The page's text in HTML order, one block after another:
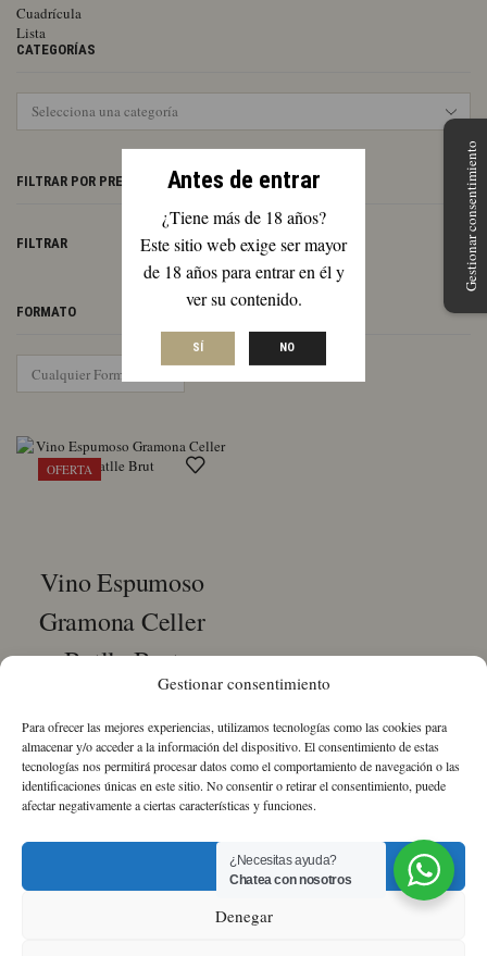
Gestionar consentimiento
Para ofrecer las mejores experiencias, utilizamos tecnologías como las cookies para
almacenar y/o acceder a la información del dispositivo. El consentimiento de estas
tecnologías nos permitirá procesar datos como el comportamiento de navegación o las
identificaciones únicas en este sitio. No consentir o retirar el consentimiento, puede
afectar negativamente a ciertas características y funciones.
Aceptar
Denegar
Antes de entrar
¿Tiene más de 18 años?
Este sitio web exige ser mayor
de 18 años para entrar en él y
ver su contenido.
SÍ NO
Cuadrícula
Lista
CATEGORÍAS
FILTRAR POR PRECIO
FILTRAR
FORMATO
OFERTA
Vino Espumoso
Gramona Celler
Batlle Brut
precio
original
era:
precio
actual
es:
Incluido
Vino
Espumoso
Brut
Política de Cookies
Política
Gestionar consentimiento
¿Necesitas ayuda?
Chatea con nosotros